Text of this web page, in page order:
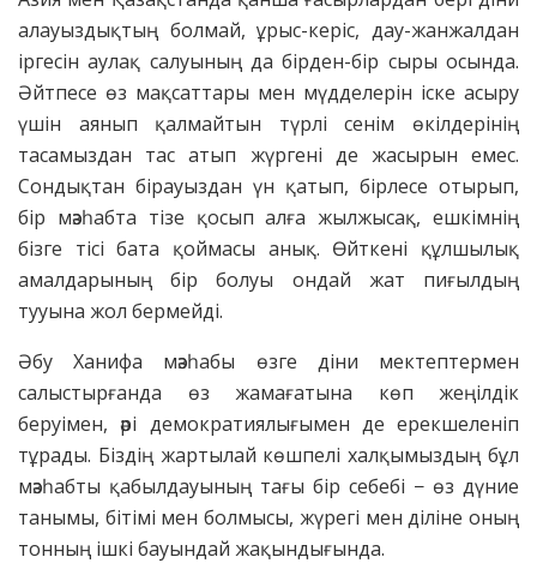
алауыздықтың болмай, ұрыс-керіс, дау-жанжалдан
іргесін аулақ салуының да бірден-бір сыры осында.
Әйтпесе өз мақсаттары мен мүдделерін іске асыру
үшін аянып қалмайтын түрлі сенім өкілдерінің
тасамыздан тас атып жүргені де жасырын емес.
Сондықтан бірауыздан үн қатып, бірлесе отырып,
бір мәзһабта тізе қосып алға жылжысақ, ешкімнің
бізге тісі бата қоймасы анық. Өйткені құлшылық
амалдарының бір болуы ондай жат пиғылдың
тууына жол бермейді.
Әбу Ханифа мәзһабы өзге діни мектептермен
салыстырғанда өз жамағатына көп жеңілдік
беруімен, әрі демократиялығымен де ерекшеленіп
тұрады. Біздің жартылай көшпелі халқымыздың бұл
мәзһабты қабылдауының тағы бір себебі − өз дүние
танымы, бітімі мен болмысы, жүрегі мен діліне оның
тонның ішкі бауындай жақындығында.